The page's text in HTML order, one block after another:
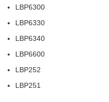
LBP6300
LBP6330
LBP6340
LBP6600
LBP252
LBP251